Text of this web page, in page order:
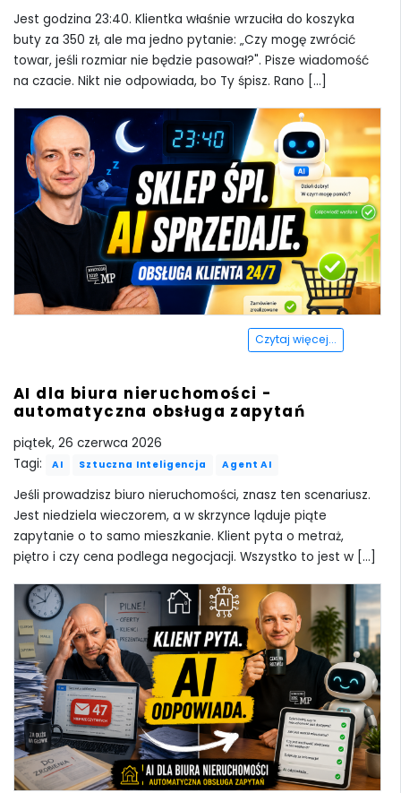
Jest godzina 23:40. Klientka właśnie wrzuciła do koszyka
buty za 350 zł, ale ma jedno pytanie: „Czy mogę zwrócić
towar, jeśli rozmiar nie będzie pasował?". Pisze wiadomość
na czacie. Nikt nie odpowiada, bo Ty śpisz. Rano [...]
Czytaj więcej...
AI dla biura nieruchomości -
automatyczna obsługa zapytań
piątek, 26 czerwca 2026
Tagi:
AI Sztuczna Inteligencja Agent AI
Jeśli prowadzisz biuro nieruchomości, znasz ten scenariusz.
Jest niedziela wieczorem, a w skrzynce ląduje piąte
zapytanie o to samo mieszkanie. Klient pyta o metraż,
piętro i czy cena podlega negocjacji. Wszystko to jest w [...]